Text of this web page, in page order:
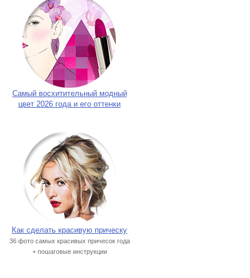
Самый восхитительный модный
цвет 2026 года и его оттенки
Как сделать красивую прическу
36 фото самых красивых причесок года
+ пошаговые инструкции